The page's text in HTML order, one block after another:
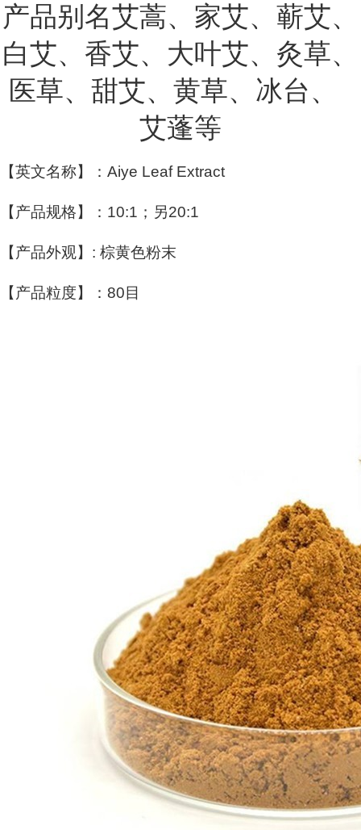
产品别名艾蒿、家艾、蕲艾、
白艾、香艾、大叶艾、灸草、
医草、甜艾、黄草、冰台、
艾蓬等
【英文名称】：Aiye Leaf Extract
【产品规格】：10:1；另20:1
【产品外观】: 棕黄色粉末
【产品粒度】：80目